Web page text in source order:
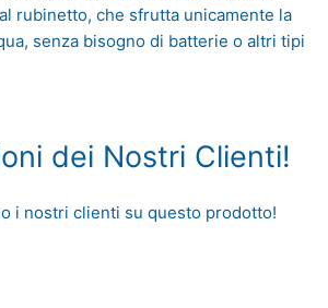
rubinetto, che sfrutta unicamente la
senza bisogno di batterie o altri tipi
dei Nostri Clienti!
i nostri clienti su questo prodotto!